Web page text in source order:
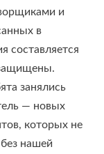
и
в
составляется
занялись
— новых
которых не
нашей